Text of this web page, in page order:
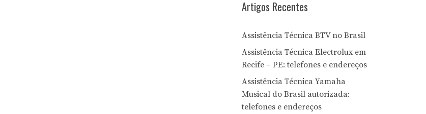
Artigos Recentes
Assistência Técnica BTV no Brasil
Assistência Técnica Electrolux em
Recife – PE: telefones e endereços
Assistência Técnica Yamaha
Musical do Brasil autorizada:
telefones e endereços